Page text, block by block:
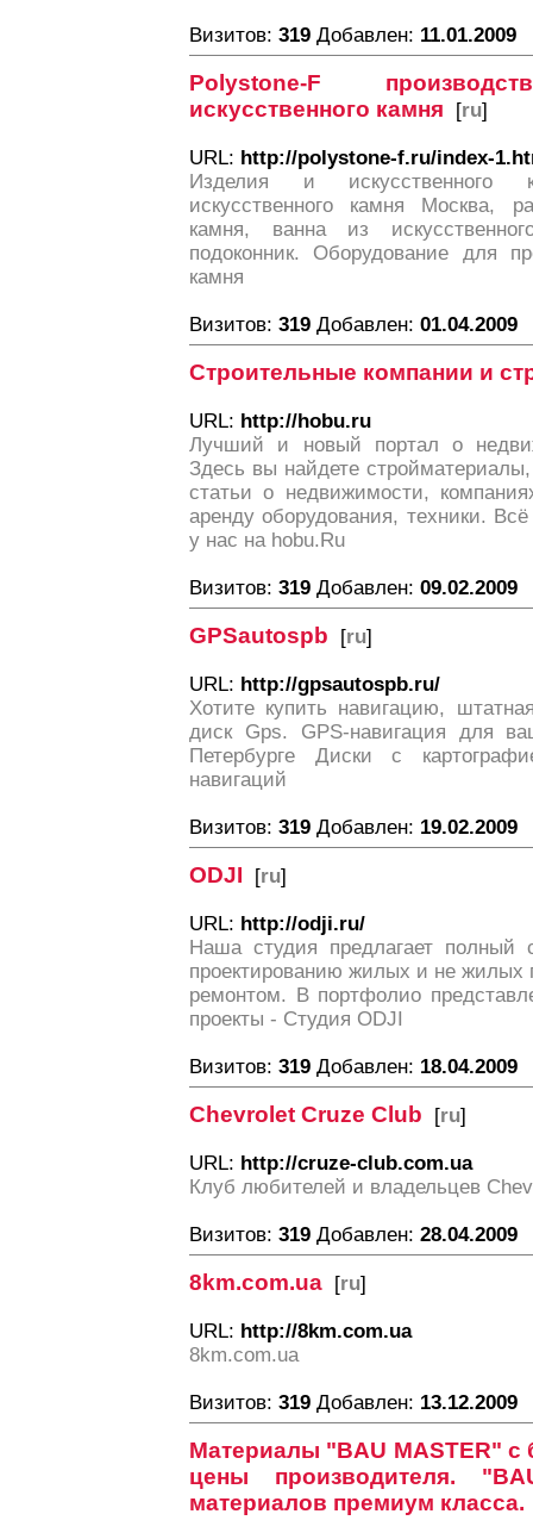
Визитов: 319 Добавлен: 11.01.2009
Polystone-F
искусственного камня [ru]
URL: http://polystone-f.ru/index-
Изделия и искусственного
искусственного камня Москва,
камня, ванна из
подоконник. Оборудование для
камня
Визитов: 319 Добавлен: 01.04.2009
Строительные компании и
URL: http://hobu.ru
Лучший и новый портал о
Здесь вы найдете
статьи о недвижимости,
аренду оборудования, техники.
у нас на hobu.Ru
Визитов: 319 Добавлен: 09.02.2009
GPSautospb [ru]
URL: http://gpsautospb.ru/
Хотите купить навигацию,
диск Gps. GPS-навигация для
Петербурге Диски с
навигаций
Визитов: 319 Добавлен: 19.02.2009
ODJI [ru]
URL: http://odji.ru/
Наша студия предлагает полный
проектированию жилых и не
ремонтом. В портфолио
проекты - Студия ODJI
Визитов: 319 Добавлен: 18.04.2009
Chevrolet Cruze Club [ru]
URL: http://cruze-club.com.ua
Клуб любителей и владельцев
Визитов: 319 Добавлен: 28.04.2009
8km.com.ua [ru]
URL: http://8km.com.ua
8km.com.ua
Визитов: 319 Добавлен: 13.12.2009
Материалы "BAU MASTER"
цены производителя.
материалов премиум класса.